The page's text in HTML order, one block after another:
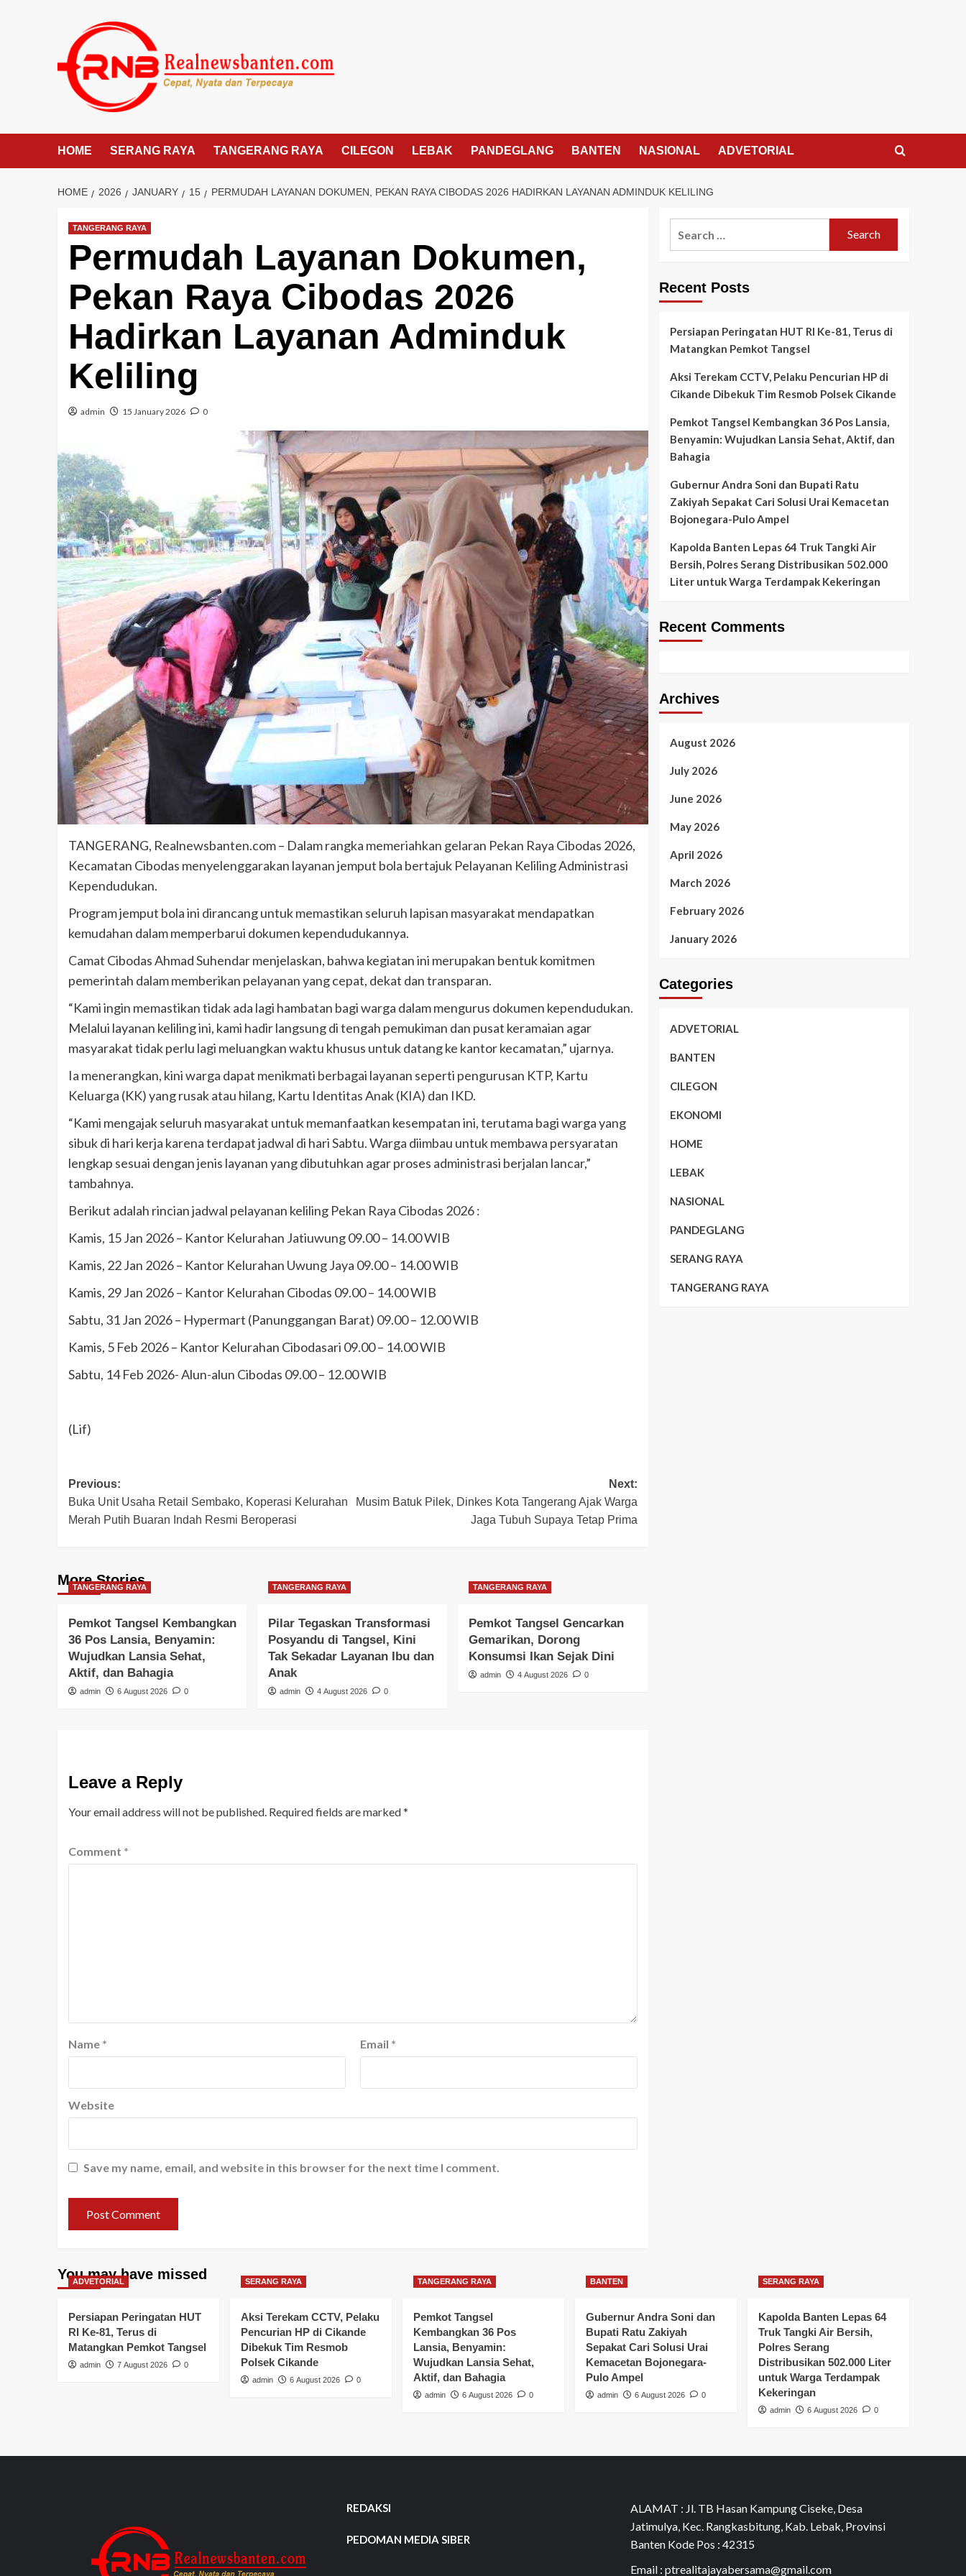
HOME SERANG RAYA TANGERANG RAYA CILEGON LEBAK PANDEGLANG BANTEN NASIONAL ADVETORIAL
HOME 2026 JANUARY 15 PERMUDAH LAYANAN DOKUMEN, PEKAN RAYA CIBODAS 2026 HADIRKAN LAYANAN ADMINDUK KELILING
TANGERANG RAYA
Permudah Layanan Dokumen,
Pekan Raya Cibodas 2026
Hadirkan Layanan Adminduk
Keliling
admin 15 January 2026 0
TANGERANG, Realnewsbanten.com – Dalam rangka memeriahkan gelaran Pekan Raya Cibodas 2026,
Kecamatan Cibodas menyelenggarakan layanan jemput bola bertajuk Pelayanan Keliling Administrasi
Kependudukan.
Program jemput bola ini dirancang untuk memastikan seluruh lapisan masyarakat mendapatkan
kemudahan dalam memperbarui dokumen kependudukannya.
Camat Cibodas Ahmad Suhendar menjelaskan, bahwa kegiatan ini merupakan bentuk komitmen
pemerintah dalam memberikan pelayanan yang cepat, dekat dan transparan.
“Kami ingin memastikan tidak ada lagi hambatan bagi warga dalam mengurus dokumen kependudukan.
Melalui layanan keliling ini, kami hadir langsung di tengah pemukiman dan pusat keramaian agar
masyarakat tidak perlu lagi meluangkan waktu khusus untuk datang ke kantor kecamatan,” ujarnya.
Ia menerangkan, kini warga dapat menikmati berbagai layanan seperti pengurusan KTP, Kartu
Keluarga (KK) yang rusak atau hilang, Kartu Identitas Anak (KIA) dan IKD.
“Kami mengajak seluruh masyarakat untuk memanfaatkan kesempatan ini, terutama bagi warga yang
sibuk di hari kerja karena terdapat jadwal di hari Sabtu. Warga diimbau untuk membawa persyaratan
lengkap sesuai dengan jenis layanan yang dibutuhkan agar proses administrasi berjalan lancar,”
tambahnya.
Berikut adalah rincian jadwal pelayanan keliling Pekan Raya Cibodas 2026 :
Kamis, 15 Jan 2026 – Kantor Kelurahan Jatiuwung 09.00 – 14.00 WIB
Kamis, 22 Jan 2026 – Kantor Kelurahan Uwung Jaya 09.00 – 14.00 WIB
Kamis, 29 Jan 2026 – Kantor Kelurahan Cibodas 09.00 – 14.00 WIB
Sabtu, 31 Jan 2026 – Hypermart (Panunggangan Barat) 09.00 – 12.00 WIB
Kamis, 5 Feb 2026 – Kantor Kelurahan Cibodasari 09.00 – 14.00 WIB
Sabtu, 14 Feb 2026- Alun-alun Cibodas 09.00 – 12.00 WIB
(Lif)
Post
navigation
Previous:
Buka Unit Usaha Retail Sembako, Koperasi Kelurahan
Merah Putih Buaran Indah Resmi Beroperasi
Next:
Musim Batuk Pilek, Dinkes Kota Tangerang Ajak Warga
Jaga Tubuh Supaya Tetap Prima
More Stories
TANGERANG RAYA
Pemkot Tangsel Kembangkan
36 Pos Lansia, Benyamin:
Wujudkan Lansia Sehat,
Aktif, dan Bahagia
admin 6 August 2026 0
TANGERANG RAYA
Pilar Tegaskan Transformasi
Posyandu di Tangsel, Kini
Tak Sekadar Layanan Ibu dan
Anak
admin 4 August 2026 0
TANGERANG RAYA
Pemkot Tangsel Gencarkan
Gemarikan, Dorong
Konsumsi Ikan Sejak Dini
admin 4 August 2026 0
Leave a Reply
Your email address will not be published. Required fields are marked*
Comment *
Name * Email *
Website
Save my name, email, and website in this browser for the next time I comment.
Recent Posts
Persiapan Peringatan HUT RI Ke-81, Terus di
Matangkan Pemkot Tangsel
Aksi Terekam CCTV, Pelaku Pencurian HP di
Cikande Dibekuk Tim Resmob Polsek Cikande
Pemkot Tangsel Kembangkan 36 Pos Lansia,
Benyamin: Wujudkan Lansia Sehat, Aktif, dan
Bahagia
Gubernur Andra Soni dan Bupati Ratu
Zakiyah Sepakat Cari Solusi Urai Kemacetan
Bojonegara-Pulo Ampel
Kapolda Banten Lepas 64 Truk Tangki Air
Bersih, Polres Serang Distribusikan 502.000
Liter untuk Warga Terdampak Kekeringan
Recent Comments
Archives
August 2026
July 2026
June 2026
May 2026
April 2026
March 2026
February 2026
January 2026
Categories
ADVETORIAL
BANTEN
CILEGON
EKONOMI
HOME
LEBAK
NASIONAL
PANDEGLANG
SERANG RAYA
TANGERANG RAYA
You may have missed
ADVETORIAL
Persiapan Peringatan HUT
RI Ke-81, Terus di
Matangkan Pemkot Tangsel
admin 7 August 2026 0
SERANG RAYA
Aksi Terekam CCTV, Pelaku
Pencurian HP di Cikande
Dibekuk Tim Resmob
Polsek Cikande
admin 6 August 2026 0
TANGERANG RAYA
Pemkot Tangsel
Kembangkan 36 Pos
Lansia, Benyamin:
Wujudkan Lansia Sehat,
Aktif, dan Bahagia
admin 6 August 2026 0
BANTEN
Gubernur Andra Soni dan
Bupati Ratu Zakiyah
Sepakat Cari Solusi Urai
Kemacetan Bojonegara-
Pulo Ampel
admin 6 August 2026 0
SERANG RAYA
Kapolda Banten Lepas 64
Truk Tangki Air Bersih,
Polres Serang
Distribusikan 502.000 Liter
untuk Warga Terdampak
Kekeringan
admin 6 August 2026 0
REDAKSI
PEDOMAN MEDIA SIBER
ALAMAT : Jl. TB Hasan Kampung Ciseke, Desa
Jatimulya, Kec. Rangkasbitung, Kab. Lebak, Provinsi
Banten Kode Pos : 42315
Email : ptrealitajayabersama@gmail.com